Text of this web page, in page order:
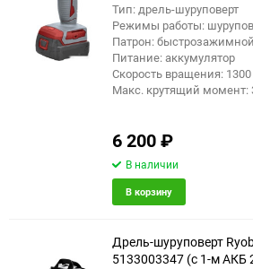
Тип: дрель-шуруповерт
Режимы работы:
Патрон: быстрозажимной
Питание: аккумулятор
Скорость вращения:
Макс. крутящий момент:
6 200₽
В наличии
В корзину
Дрель-шуруповерт
5133003347 (с 1-м АКБ